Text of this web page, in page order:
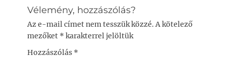
Vélemény, hozzászólás?
Az e-mail címet nem tesszük közzé. A kötelező
mezőket * karakterrel jelöltük
Hozzászólás *